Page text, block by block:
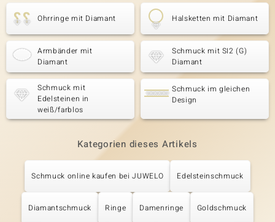
Ohrringe mit Diamant Halsketten mit Diamant
Armbänder mit
Diamant
Schmuck mit SI2 (G)
Diamant
Schmuck mit
Edelsteinen in
weiß/farblos
Schmuck im gleichen
Design
Kategorien dieses Artikels
Schmuck online kaufen bei JUWELO Edelsteinschmuck
Diamantschmuck Ringe Damenringe Goldschmuck